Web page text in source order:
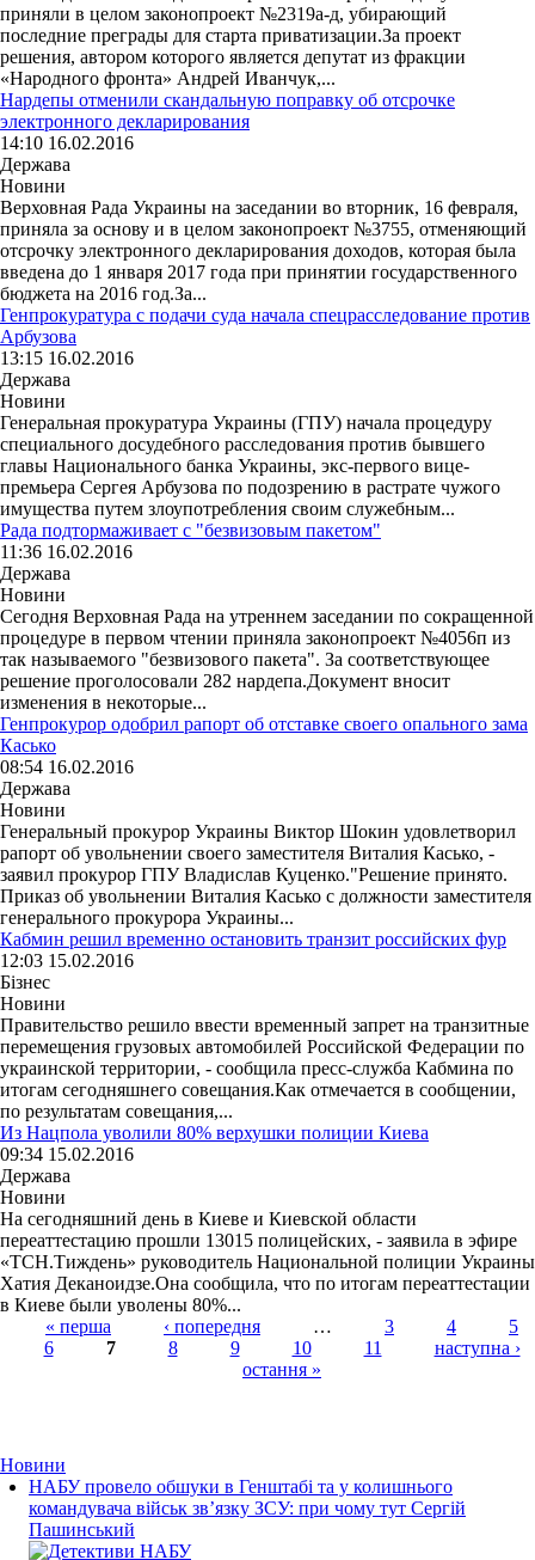
приняли в целом законопроект №2319а-д, убирающий
последние преграды для старта приватизации.За проект
решения, автором которого является депутат из фракции
«Народного фронта» Андрей Иванчук,...
Нардепы отменили скандальную поправку об отсрочке
электронного декларирования
14:10 16.02.2016
Держава
Новини
Верховная Рада Украины на заседании во вторник, 16 февраля,
приняла за основу и в целом законопроект №3755, отменяющий
отсрочку электронного декларирования доходов, которая была
введена до 1 января 2017 года при принятии государственного
бюджета на 2016 год.За...
Генпрокуратура с подачи суда начала спецрасследование против
Арбузова
13:15 16.02.2016
Держава
Новини
Генеральная прокуратура Украины (ГПУ) начала процедуру
специального досудебного расследования против бывшего
главы Национального банка Украины, экс-первого вице-
премьера Сергея Арбузова по подозрению в растрате чужого
имущества путем злоупотребления своим служебным...
Рада подтормаживает с "безвизовым пакетом"
11:36 16.02.2016
Держава
Новини
Сегодня Верховная Рада на утреннем заседании по сокращенной
процедуре в первом чтении приняла законопроект №4056п из
так называемого "безвизового пакета". За соответствующее
решение проголосовали 282 нардепа.Документ вносит
изменения в некоторые...
Генпрокурор одобрил рапорт об отставке своего опального зама
Касько
08:54 16.02.2016
Держава
Новини
Генеральный прокурор Украины Виктор Шокин удовлетворил
рапорт об увольнении своего заместителя Виталия Касько, -
заявил прокурор ГПУ Владислав Куценко."Решение принято.
Приказ об увольнении Виталия Касько с должности заместителя
генерального прокурора Украины...
Кабмин решил временно остановить транзит российских фур
12:03 15.02.2016
Бізнес
Новини
Правительство решило ввести временный запрет на транзитные
перемещения грузовых автомобилей Российской Федерации по
украинской территории, - сообщила пресс-служба Кабмина по
итогам сегодняшнего совещания.Как отмечается в сообщении,
по результатам совещания,...
Из Нацпола уволили 80% верхушки полиции Киева
09:34 15.02.2016
Держава
Новини
На сегодняшний день в Киеве и Киевской области
переаттестацию прошли 13015 полицейских, - заявила в эфире
«ТСН.Тиждень» руководитель Национальной полиции Украины
Хатия Деканоидзе.Она сообщила, что по итогам переаттестации
в Киеве были уволены 80%...
Страницы
« перша ‹ попередня … 3 4
5
6
7 8 9 10 11
наступна ›
остання »
Новини
НАБУ провело обшуки в Генштабі та у колишнього
командувача військ зв’язку ЗСУ: при чому тут Сергій
Пашинський